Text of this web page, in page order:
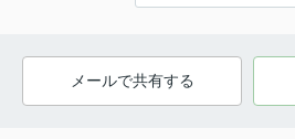
メールで共有する